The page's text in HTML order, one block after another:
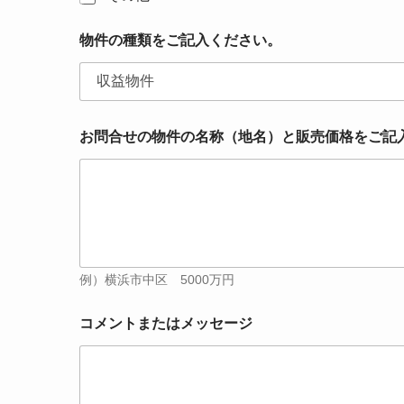
く
だ
。
話
番
た
ッ
セ
物件の種類をご記入ください。
お問合せの物件の名称（地名）と販売価格をご記
例）横浜市中区 5000万円
コメントまたはメッセージ